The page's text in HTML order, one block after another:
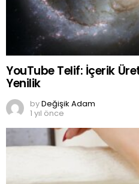
YouTube Telif: İçerik
Yenilik
byDeğişik Adam
1 yıl önce